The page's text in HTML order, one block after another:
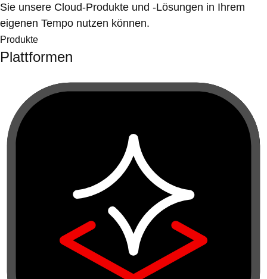
Sie unsere Cloud-Produkte und -Lösungen in Ihrem
eigenen Tempo nutzen können.
Produkte
Plattformen